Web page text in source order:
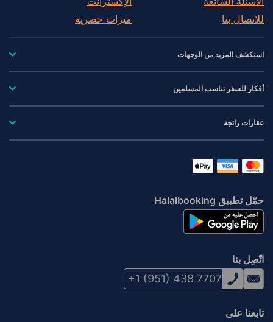
للاتصال بنا
ميزات حصرية
استكشف المزيد من الوجهات
أفكار للسفر تناسب المسلمين
عقارات رائجة
حمّل تطبيق Halalbooking
اتّصِل بنا
+1 (951) 438 7707
تابعنا على